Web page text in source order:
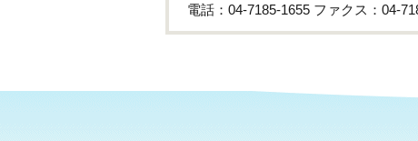
電話：04-7185-1655 ファクス：04-